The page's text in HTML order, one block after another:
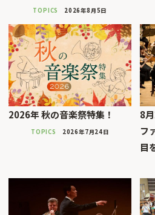
TOPICS 2026年8月5日
2026年 秋の音楽祭特集！
TOPICS 2026年7月24日
8
フ
目